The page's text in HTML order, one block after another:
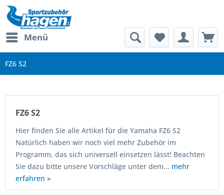
Menü
FZ6 S2
FZ6 S2
Hier finden Sie alle Artikel für die Yamaha FZ6 S2
Natürlich haben wir noch viel mehr Zubehör im
Programm, das sich universell einsetzen lässt! Beachten
Sie dazu bitte unsere Vorschläge unter dem... mehr
erfahren »